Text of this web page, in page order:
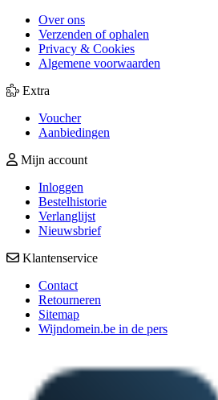
Over ons
Verzenden of ophalen
Privacy & Cookies
Algemene voorwaarden
Extra
Voucher
Aanbiedingen
Mijn account
Inloggen
Bestelhistorie
Verlanglijst
Nieuwsbrief
Klantenservice
Contact
Retourneren
Sitemap
Wijndomein.be in de pers